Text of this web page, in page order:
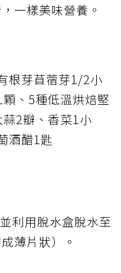
一樣美味營養。
根芽苜蓿芽1/2小
、5種低溫烘焙堅
2瓣、香菜1小
酒醋1匙
利用脫水盒脫水至
薄片狀）。